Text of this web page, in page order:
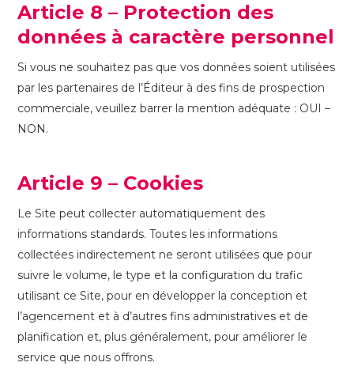
Article 8 – Protection des
données à caractère personnel
Si vous ne souhaitez pas que vos données soient utilisées
par les partenaires de l’Éditeur à des fins de prospection
commerciale, veuillez barrer la mention adéquate : OUI –
NON.
Article 9 – Cookies
Le Site peut collecter automatiquement des
informations standards. Toutes les informations
collectées indirectement ne seront utilisées que pour
suivre le volume, le type et la configuration du trafic
utilisant ce Site, pour en développer la conception et
l’agencement et à d’autres fins administratives et de
planification et, plus généralement, pour améliorer le
service que nous offrons.